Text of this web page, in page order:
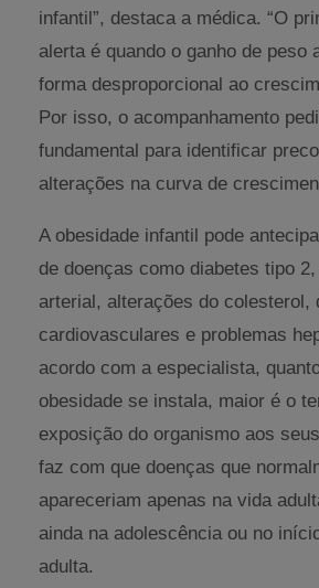
infantil”, destaca a médica. “O
alerta é quando o ganho de peso
forma desproporcional ao
Por isso, o acompanhamento
fundamental para identificar
alterações na curva de
A obesidade infantil pode
de doenças como diabetes tipo
arterial, alterações do colesterol,
cardiovasculares e problemas
acordo com a especialista,
obesidade se instala, maior é o
exposição do organismo aos
faz com que doenças que
apareceriam apenas na vida
ainda na adolescência ou no
adulta.